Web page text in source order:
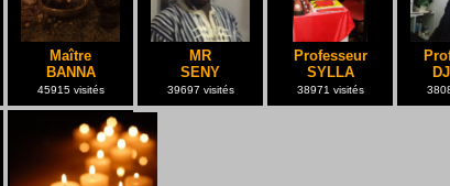
Maître
BANNA
45915 visités
MR
SENY
39697 visités
Professeur
SYLLA
38971 visités